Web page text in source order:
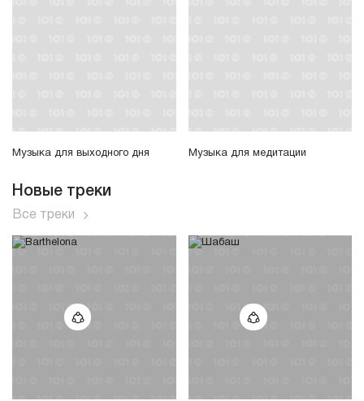
Музыка для выходного дня Музыка для медитации
Новые треки
Все треки